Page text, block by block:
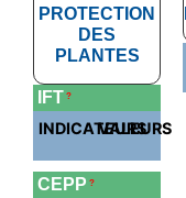
PROTECTION
DES
PLANTES
IFT ?
INDICATEURS
VALEURS
CEPP ?